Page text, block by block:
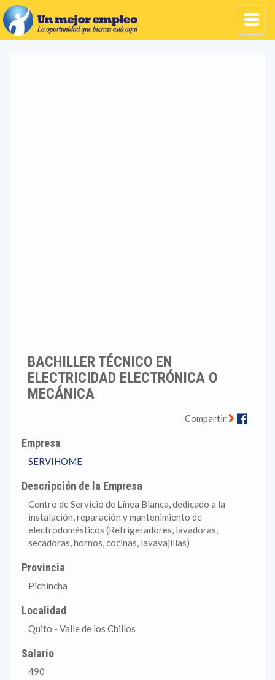
BACHILLER TÉCNICO EN
ELECTRICIDAD ELECTRÓNICA O
MECÁNICA
Compartir
Empresa
SERVIHOME
Descripción de la Empresa
Centro de Servicio de Línea Blanca, dedicado a la
instalación, reparación y mantenimiento de
electrodomésticos (Refrigeradores, lavadoras,
secadoras, hornos, cocinas, lavavajillas)
Provincia
Pichincha
Localidad
Quito - Valle de los Chillos
Salario
490